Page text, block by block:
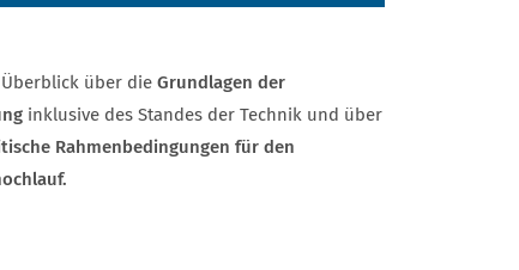
über die Grundlagen der
inklusive des Standes der Technik und über
Rahmenbedingungen für den